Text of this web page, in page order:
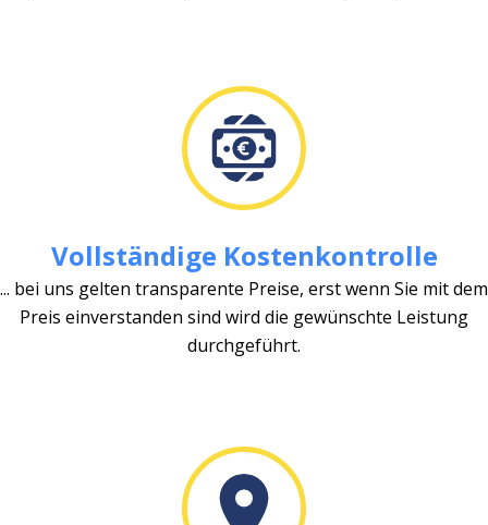
Vollständige Kostenkontrolle
... bei uns gelten transparente Preise, erst wenn Sie mit dem
Preis einverstanden sind wird die gewünschte Leistung
durchgeführt.